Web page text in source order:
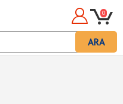
ARA
0